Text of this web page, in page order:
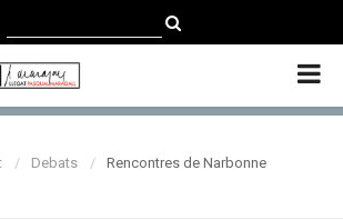
ENGLISH
Debats Rencontres de Narbonne